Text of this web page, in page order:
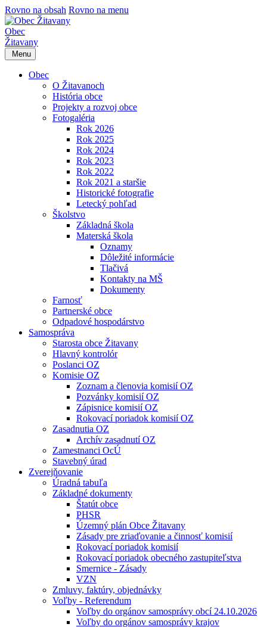
Rovno na obsah Rovno na menu
Obec
Žitavany
Menu
Obec
O Žitavanoch
História obce
Projekty a rozvoj obce
Fotogaléria
Rok 2026
Rok 2025
Rok 2024
Rok 2023
Rok 2022
Rok 2021 a staršie
Historické fotografie
Letecký pohľad
Školstvo
Základná škola
Materská škola
Oznamy
Dôležité informácie
Tlačivá
Kontakty na MŠ
Dokumenty
Farnosť
Partnerské obce
Odpadové hospodárstvo
Samospráva
Starosta obce Žitavany
Hlavný kontrolór
Poslanci OZ
Komisie OZ
Zoznam a členovia komisií OZ
Pozvánky komisií OZ
Zápisnice komisií OZ
Rokovací poriadok komisií OZ
Zasadnutia OZ
Archív zasadnutí OZ
Zamestnanci OcÚ
Stavebný úrad
Zverejňovanie
Úradná tabuľa
Základné dokumenty
Štatút obce
PHSR
Územný plán Obce Žitavany
Zásady pre zriaďovanie a činnosť komisií
Rokovací poriadok komisií
Rokovací poriadok obecného zastupiteľstva
Smernice - Zásady
VZN
Zmluvy, faktúry, objednávky
Voľby - Referendum
Voľby do orgánov samosprávy obcí 24.10.2026
Voľby do orgánov samosprávy krajov